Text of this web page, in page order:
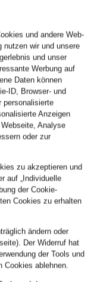
und andere Web-
nutzen wir und unsere
und unser
Werbung auf
Daten können
ID, Browser- und
personalisierte
Anzeigen
Analyse
oder zur
zu akzeptieren und
auf „Individuelle
der Cookie-
Cookies zu erhalten
ändern oder
Der Widerruf hat
der Tools und
ablehnen.